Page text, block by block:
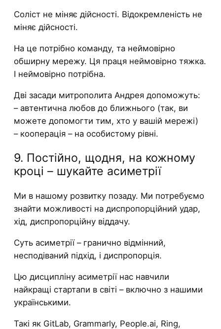
Соліст не міняє дійсності. Відокремленість не
міняє дійсності.
На це потрібно команду, та неймовірно
обширну мережу. Ця праця неймовірно тяжка.
І неймовірно потрібна.
Дві засади митрополита Андрея допоможуть:
– автентична любов до ближнього (так, ви
можете допомогти тим, хто у вашій мережі)
– кооперація – на особистому рівні.
9. Постійно, щодня, на кожному
кроці – шукайте асиметрії
Ми в нашому розвитку позаду. Ми потребуємо
знайти можливості на диспропорційний удар,
хід, диспропорційну віддачу.
Суть асиметрії – гранично відмінний,
несподіваний підхід, і диспропорція.
Цю дисципліну асиметрії нас навчили
найкращі стартапи в світі – включно з нашими
українськими.
Такі як GitLab, Grammarly, People.ai, Ring,